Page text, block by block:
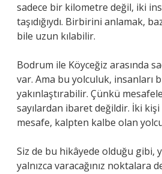
sadece bir kilometre değil, iki
taşıdığıydı. Birbirini anlamak,
bile uzun kılabilir.
Bodrum ile Köyceğiz arasında
var. Ama bu yolculuk, insanları
yakınlaştırabilir. Çünkü
sayılardan ibaret değildir. İki
mesafe, kalpten kalbe olan
Siz de bu hikâyede olduğu gibi,
yalnızca varacağınız noktalara